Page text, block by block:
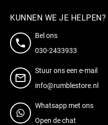
KUNNEN WE JE HELPEN?
Bel ons
030-2433933
Stuur ons een e-mail
info@rumblestore.nl
Whatsapp met ons
Open de chat